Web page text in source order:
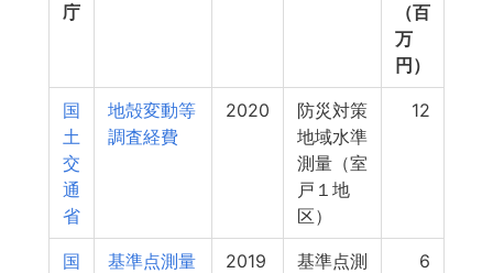
庁
（百
万
円）
国
土
交
通
省
地殻変動等
調査経費
2020
防災対策
地域水準
測量（室
戸１地
区）
12
国
基準点測量 2019
基準点測
6